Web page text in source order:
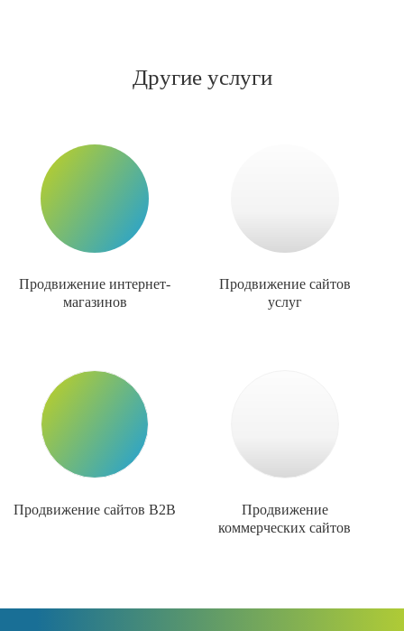
Другие услуги
Продвижение интернет-
магазинов
Продвижение сайтов
услуг
Продвижение сайтов B2B
Продвижение
коммерческих сайтов